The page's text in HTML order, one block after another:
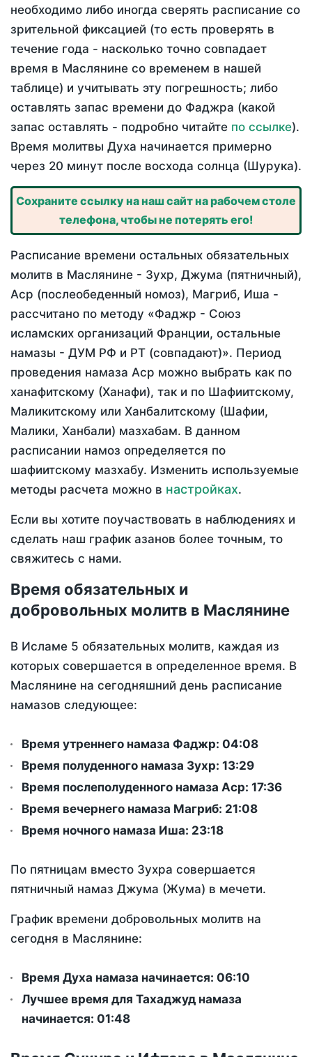
необходимо либо иногда сверять расписание со
зрительной фиксацией (то есть проверять в
течение года - насколько точно совпадает
время в Маслянине со временем в нашей
таблице) и учитывать эту погрешность; либо
оставлять запас времени до Фаджра (какой
запас оставлять - подробно читайте по ссылке).
Время молитвы Духа начинается примерно
через 20 минут после восхода солнца (Шурука).
Сохраните ссылку на наш сайт на рабочем столе
телефона, чтобы не потерять его!
Расписание времени остальных обязательных
молитв в Маслянине - Зухр, Джума (пятничный),
Аср (послеобеденный номоз), Магриб, Иша -
рассчитано по методу «Фаджр - Союз
исламских организаций Франции, остальные
намазы - ДУМ РФ и РТ (совпадают)». Период
проведения намаза Аср можно выбрать как по
ханафитскому (Ханафи), так и по Шафиитскому,
Маликитскому или Ханбалитскому (Шафии,
Малики, Ханбали) мазхабам. В данном
расписании намоз определяется по
шафиитскому мазхабу. Изменить используемые
методы расчета можно в настройках.
Если вы хотите поучаствовать в наблюдениях и
сделать наш график азанов более точным, то
свяжитесь с нами.
Время обязательных и
добровольных молитв в Маслянине
В Исламе 5 обязательных молитв, каждая из
которых совершается в определенное время. В
Маслянине на сегодняшний день расписание
намазов следующее:
Время утреннего намаза Фаджр: 04:08
Время полуденного намаза Зухр: 13:29
Время послеполуденного намаза Аср: 17:36
Время вечернего намаза Магриб: 21:08
Время ночного намаза Иша: 23:18
По пятницам вместо Зухра совершается
пятничный намаз Джума (Жума) в мечети.
График времени добровольных молитв на
сегодня в Маслянине:
Время Духа намаза начинается: 06:10
Лучшее время для Тахаджуд намаза
начинается: 01:48